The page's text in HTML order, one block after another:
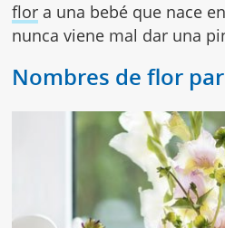
flor a una bebé que nace
nunca viene mal dar una
Nombres de flor